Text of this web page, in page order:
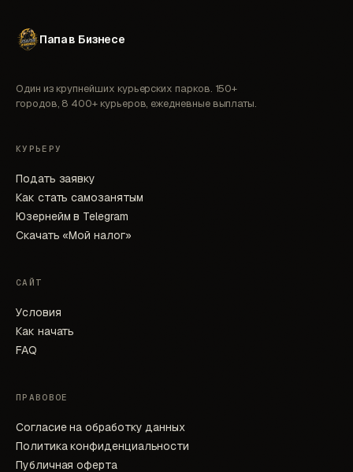
Папа в Бизнесе
Один из крупнейших курьерских парков. 150+
городов, 8 400+ курьеров, ежедневные выплаты.
КУРЬЕРУ
Подать заявку
Как стать самозанятым
Юзернейм в Telegram
Скачать «Мой налог»
САЙТ
Условия
Как начать
FAQ
ПРАВОВОЕ
Согласие на обработку данных
Политика конфиденциальности
Публичная оферта